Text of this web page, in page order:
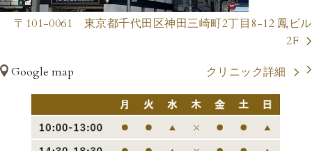
〒101-0061 東京都千代田区神田三崎町2丁目8-12 鳳ビル
2F
Google map クリニック詳細